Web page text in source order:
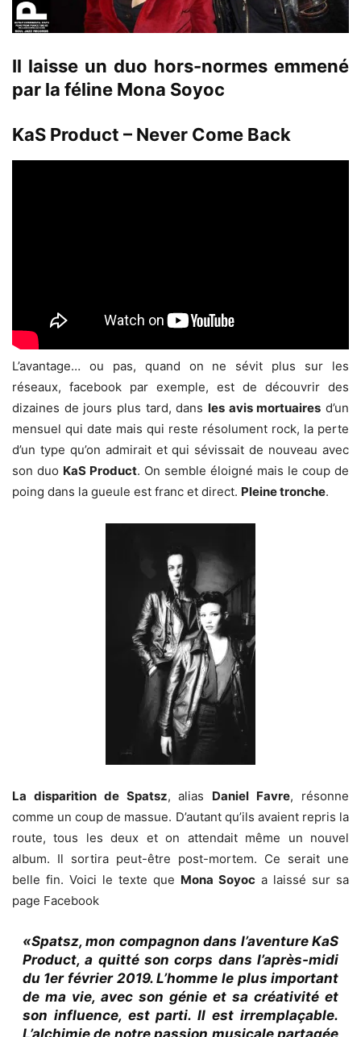
Il laisse un duo hors-normes emmené
par la féline Mona Soyoc
KaS Product – Never Come Back
L’avantage… ou pas, quand on ne sévit plus sur les
réseaux, facebook par exemple, est de découvrir des
dizaines de jours plus tard, dans les avis mortuaires d’un
mensuel qui date mais qui reste résolument rock, la perte
d’un type qu’on admirait et qui sévissait de nouveau avec
son duo KaS Product. On semble éloigné mais le coup de
poing dans la gueule est franc et direct. Pleine tronche.
La disparition de Spatsz, alias Daniel Favre, résonne
comme un coup de massue. D’autant qu’ils avaient repris la
route, tous les deux et on attendait même un nouvel
album. Il sortira peut-être post-mortem. Ce serait une
belle fin. Voici le texte que Mona Soyoc a laissé sur sa
page Facebook
«Spatsz, mon compagnon dans l’aventure KaS
Product, a quitté son corps dans l’après-midi
du 1er février 2019. L’homme le plus important
de ma vie, avec son génie et sa créativité et
son influence, est parti. Il est irremplaçable.